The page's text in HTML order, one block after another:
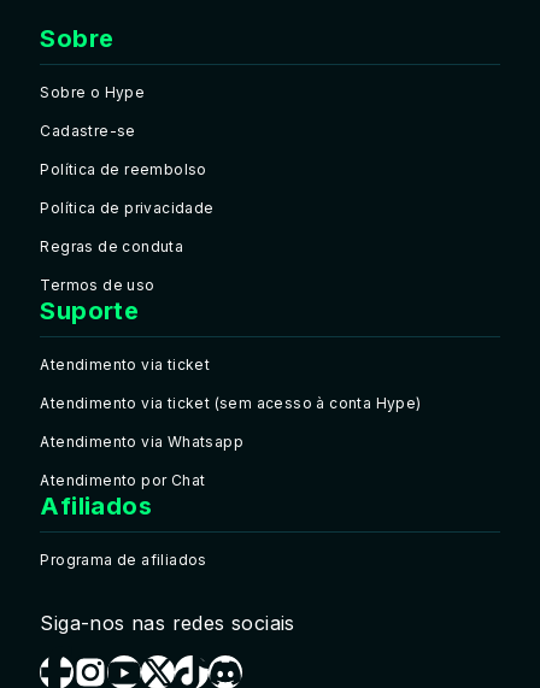
Sobre
Sobre o Hype
Cadastre-se
Política de reembolso
Política de privacidade
Regras de conduta
Termos de uso
Suporte
Atendimento via ticket
Atendimento via ticket (sem acesso à conta Hype)
Atendimento via Whatsapp
Atendimento por Chat
Afiliados
Programa de afiliados
Siga-nos nas redes sociais